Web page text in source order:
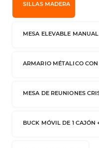
SILLAS MADERA
MESA ELEVABLE MANUAL
ARMARIO MÉTALICO
MESA DE REUNIONES
BUCK MÓVIL DE 1 CAJÓN